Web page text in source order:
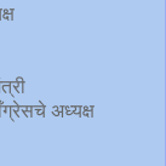
अध्यक्ष